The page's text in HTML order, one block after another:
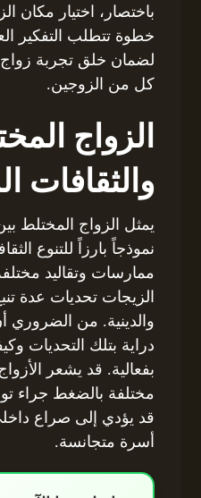
باختصار، اختيار مكان
خطوة تتطلب التفكير
لضمان خلق تجربة
كل من الزوجين.
الزواج
والثقافات
يمثل الزواج المختلط
نموذجاً بارزاً للتنوع
ممارسات وتقاليد
الزيجات تحديات عدة
والدينية. من الضروري
دراية بتلك التحديات
بفعالية. قد يشعر
مختلفة بالضغط جراء
قد يؤدي إلى صراع
أسرة متجانسة.